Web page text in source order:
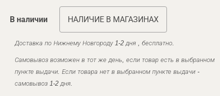
В наличии НАЛИЧИЕ В МАГАЗИНАХ
Доставка по Нижнему Новгороду 1-2 дня , бесплатно.
Самовывоз возможен в тот же день, если товар есть в выбранном
пункте выдачи. Если товара нет в выбранном пункте выдачи -
самовывоз 1-2 дня.